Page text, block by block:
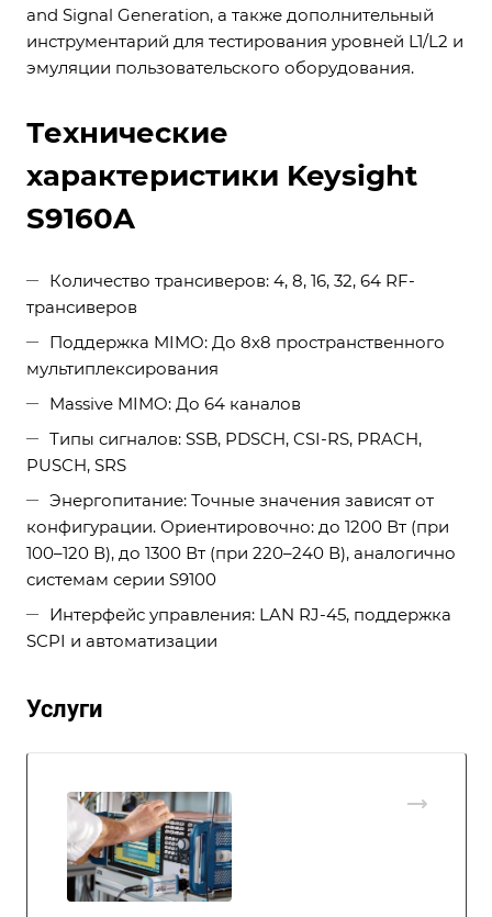
and Signal Generation, а также дополнительный
инструментарий для тестирования уровней L1/L2 и
эмуляции пользовательского оборудования.
Технические
характеристики Keysight
S9160A
Количество трансиверов: 4, 8, 16, 32, 64 RF-
трансиверов
Поддержка MIMO: До 8x8 пространственного
мультиплексирования
Massive MIMO: До 64 каналов
Типы сигналов: SSB, PDSCH, CSI-RS, PRACH,
PUSCH, SRS
Энергопитание: Точные значения зависят от
конфигурации. Ориентировочно: до 1200 Вт (при
100–120 В), до 1300 Вт (при 220–240 В), аналогично
системам серии S9100
Интерфейс управления: LAN RJ-45, поддержка
SCPI и автоматизации
Услуги